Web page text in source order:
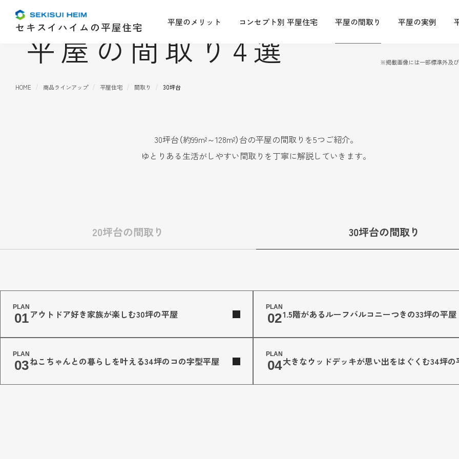
セキスイハイムの平屋住宅 平屋のメリット コンセプト別 平屋住宅 平屋の間取り 平屋の実例
HOME 商品ラインアップ 平屋住宅 間取り 30坪台
30坪台の
平屋の間取り4選
※掲載画像には一部標準外及
30坪台（約99m²～128m²）台の平屋の間取りを5つご紹介。
ゆとりある生活がしやすい間取りを丁寧に解説していきます。
20坪台の間取り 30坪台の間取り
PLAN
01アウトドア好き家族が楽しむ30坪の平屋
PLAN
021.5階があるルーフバルコニーつきの33坪の平屋
PLAN
03ねこちゃんとの暮らしを叶える34坪のコの字型平屋
PLAN
04大きなウッドデッキが思い出をはぐくむ34坪の